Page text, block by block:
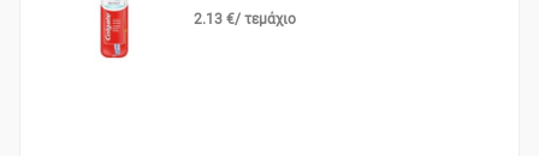
2.13 €/ τεμάχιο